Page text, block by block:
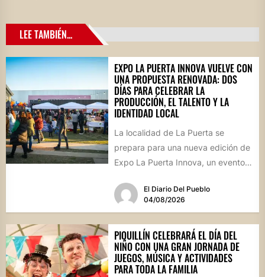
LEE TAMBIÉN...
EXPO LA PUERTA INNOVA VUELVE CON
UNA PROPUESTA RENOVADA: DOS
DÍAS PARA CELEBRAR LA
PRODUCCIÓN, EL TALENTO Y LA
IDENTIDAD LOCAL
La localidad de La Puerta se
prepara para una nueva edición de
Expo La Puerta Innova, un evento
El Diario Del Pueblo
04/08/2026
PIQUILLÍN CELEBRARÁ EL DÍA DEL
NIÑO CON UNA GRAN JORNADA DE
JUEGOS, MÚSICA Y ACTIVIDADES
PARA TODA LA FAMILIA